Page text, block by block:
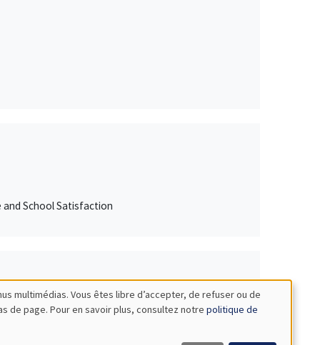
and School Satisfaction
multimédias. Vous êtes libre d’accepter, de refuser ou de
de page. Pour en savoir plus, consultez notre politique de